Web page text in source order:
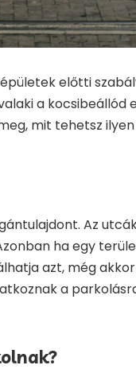
előtti
a
mit tehetsz
Az
ha egy
azt, még
a